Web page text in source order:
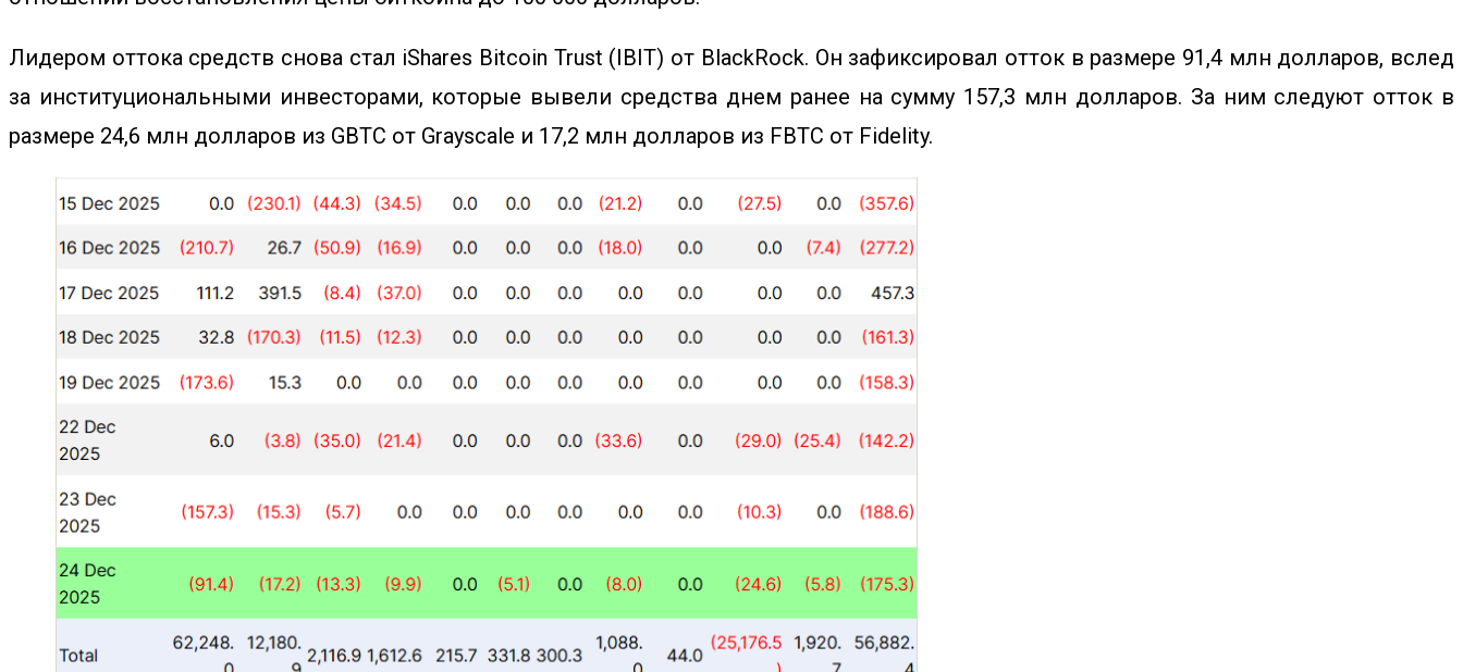
Лидером оттока средств снова стал iShares Bitcoin Trust (IBIT) от BlackRock. Он зафиксировал отток в размере 91,4 млн долларов, вслед
за институциональными инвесторами, которые вывели средства днем ​​ранее на сумму 157,3 млн долларов. За ним следуют отток в
размере 24,6 млн долларов из GBTC от Grayscale и 17,2 млн долларов из FBTC от Fidelity.